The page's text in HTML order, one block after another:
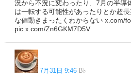
況から不況に変わったり、7月の半導
は一転する可能性があったりとか超
な値動きまったくわからない x.com/
pic.x.com/Zn6GKM7D5V
7月31日 9:46 B♭